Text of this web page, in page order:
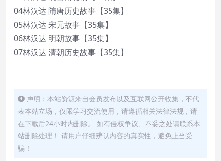
04林汉达 隋唐历史故事【35集】
05林汉达 宋元故事【35集】
06林汉达 明朝故事【35集】
07林汉达 清朝历史故事【35集】
声明：本站资源来自会员发布以及互联网公开收集，不代
表本站立场，仅限学习交流使用，请遵循相关法律法规，请
在下载后24小时内删除。 如有侵权争议、不妥之处请联系本
站删除处理！ 请用户仔细辨认内容的真实性，避免上当受
骗！